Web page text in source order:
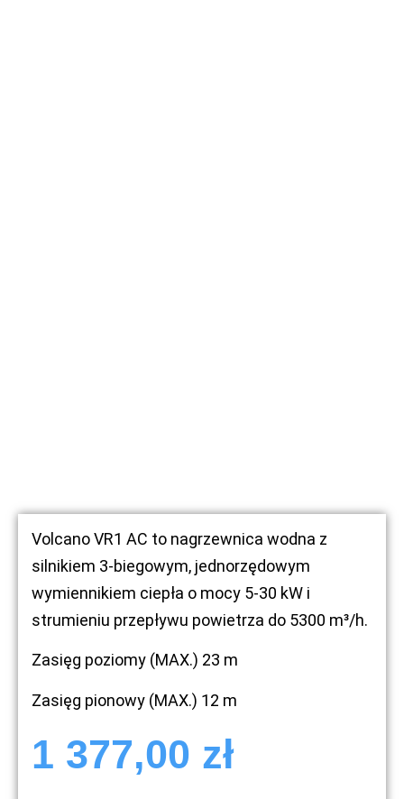
Volcano VR1 AC to nagrzewnica wodna z
silnikiem 3-biegowym, jednorzędowym
wymiennikiem ciepła o mocy 5-30 kW i
strumieniu przepływu powietrza do 5300 m³/h.
Zasięg poziomy (MAX.) 23 m
Zasięg pionowy (MAX.) 12 m
1 377,00 zł